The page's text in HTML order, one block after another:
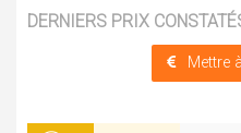
DERNIERS PRIX
Mettre